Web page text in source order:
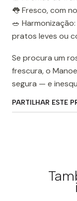
👅 Fresco, com
🥗
pratos leves ou
Se procura um
frescura, o
segura — e
PARTILHAR ESTE